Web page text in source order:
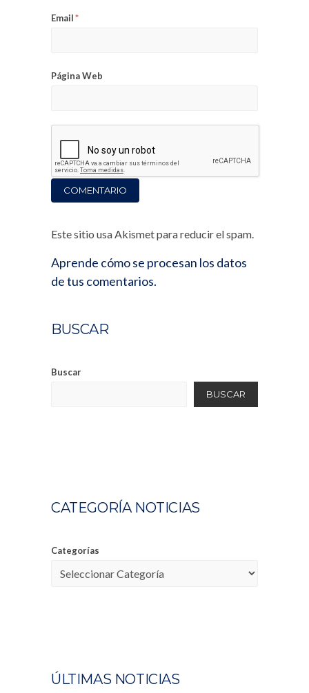
Email*
Página Web
Este sitio usa Akismet para reducir el spam.
Aprende cómo se procesan los datos
de tus comentarios.
BUSCAR
Buscar
BUSCAR
CATEGORÍA NOTICIAS
Categorías
ÚLTIMAS NOTICIAS